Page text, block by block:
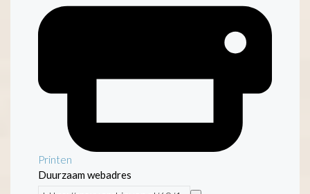
Printen
Duurzaam webadres